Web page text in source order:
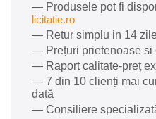
— Produsele pot fi
licitatie.ro
— Retur simplu in 14
— Prețuri prietenoase si
— Raport calitate-preț
— 7 din 10 clienți mai
dată
— Consiliere